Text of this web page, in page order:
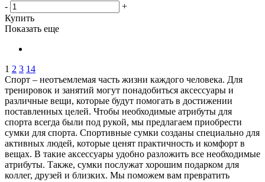
-
+
Купить
Показать еще
1 2 3 14
Спорт – неотъемлемая часть жизни каждого человека. Для
тренировок и занятий могут понадобиться аксессуары и
различные вещи, которые будут помогать в достижении
поставленных целей. Чтобы необходимые атрибуты для
спорта всегда были под рукой, мы предлагаем приобрести
сумки для спорта. Спортивные сумки созданы специально для
активных людей, которые ценят практичность и комфорт в
вещах. В такие аксессуары удобно разложить все необходимые
атрибуты. Также, сумки послужат хорошим подарком для
коллег, друзей и близких. Мы поможем вам превратить